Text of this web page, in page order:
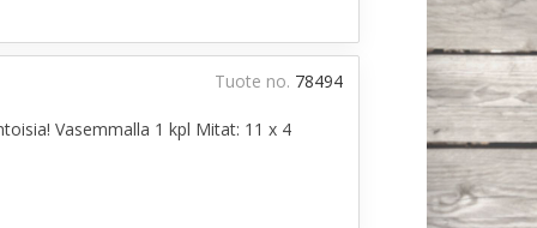
Vasemmalla 1 kpl Mitat: 11 x 4
Tuote no. 78494